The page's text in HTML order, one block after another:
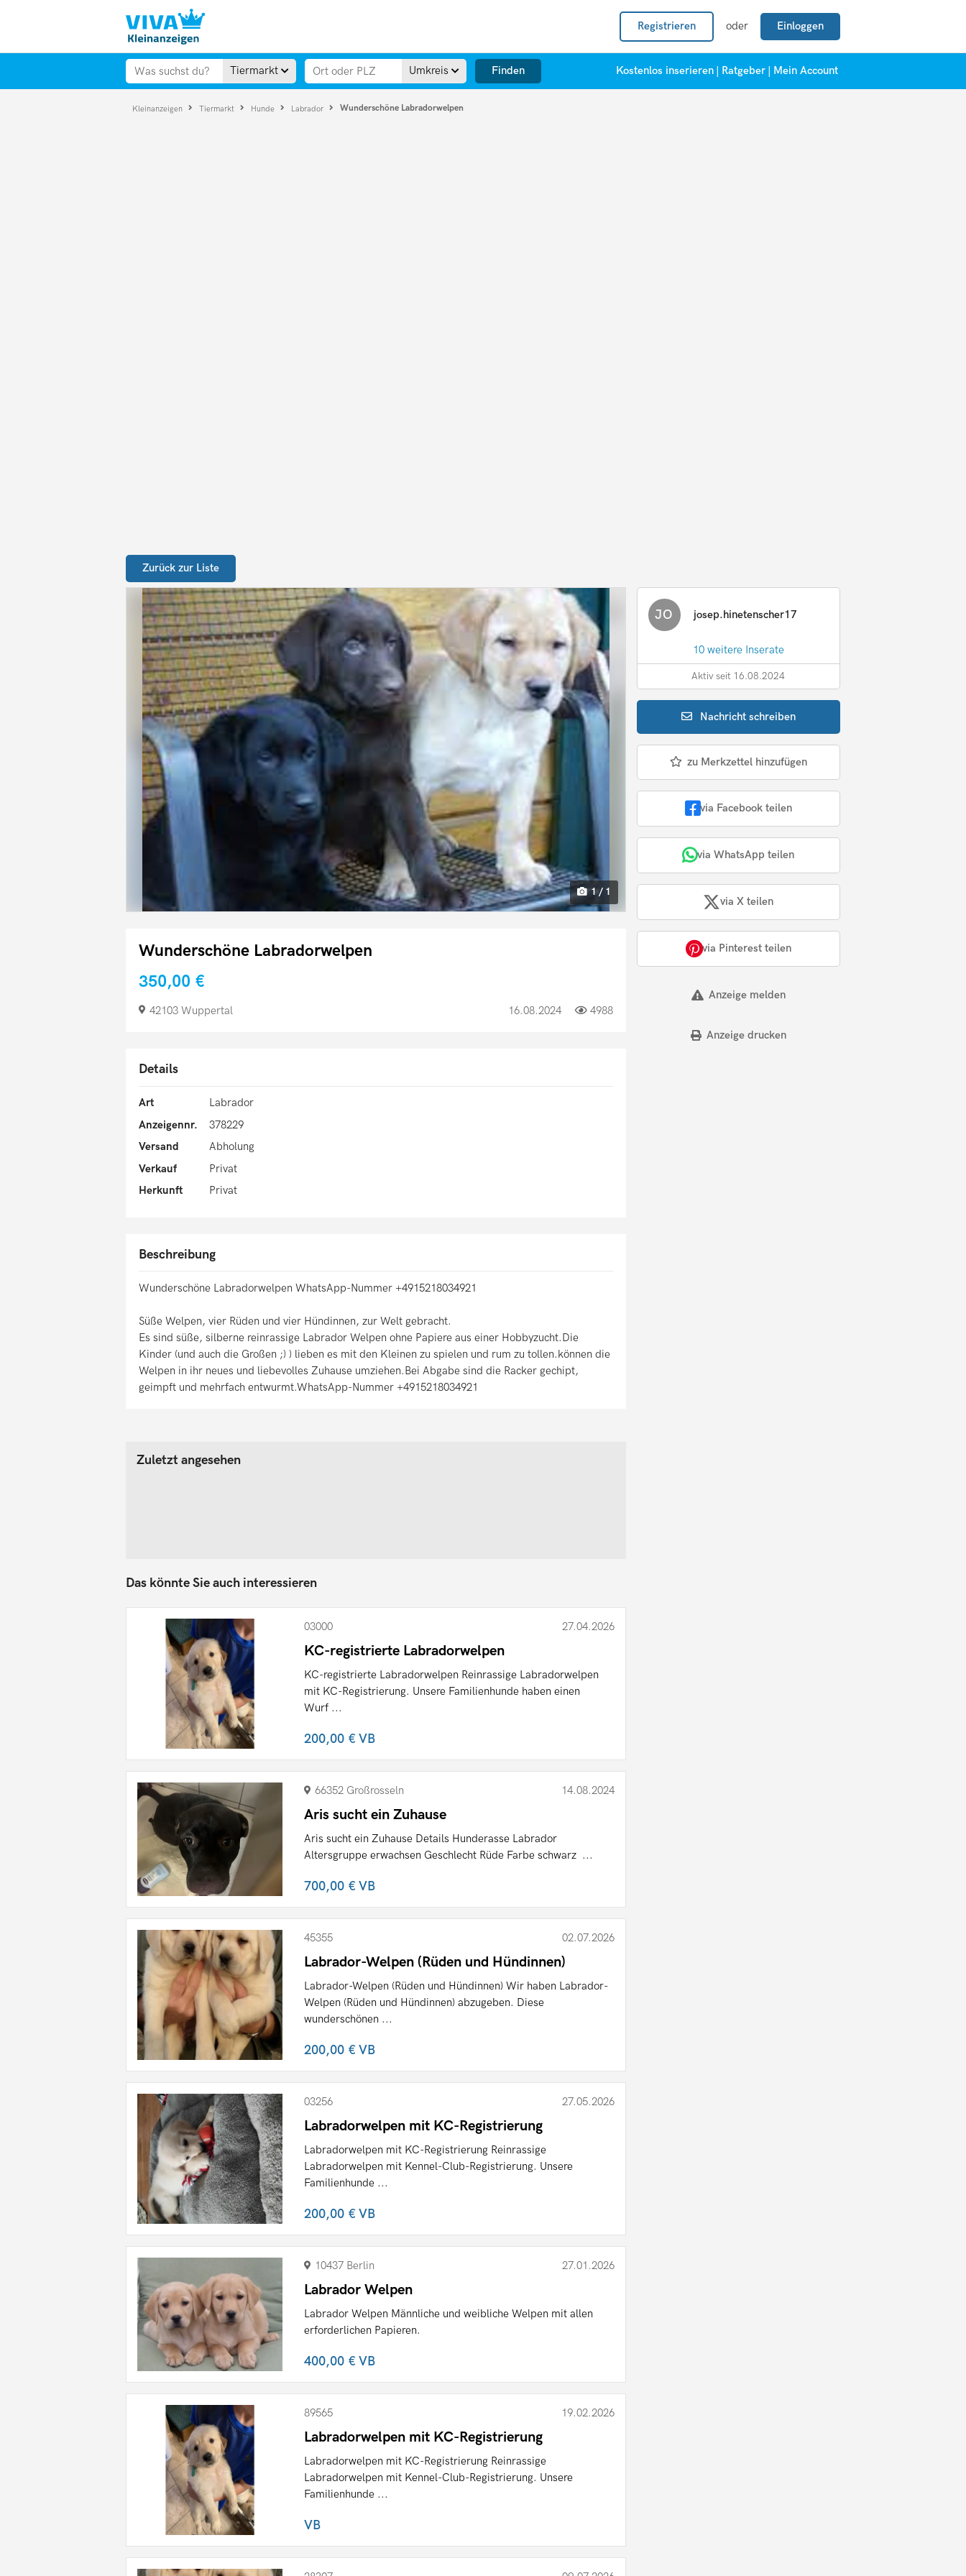
Registrieren oder Einloggen
Tiermarkt Umkreis Finden Kostenlos inserieren Ratgeber Mein Account
Kleinanzeigen Tiermarkt Hunde Labrador Wunderschöne Labradorwelpen
Zurück zur Liste
1 / 1
Wunderschöne Labradorwelpen
350,00 €
42103 Wuppertal 16.08.2024 4988
Details
Art
Labrador
Anzeigennr.
378229
Versand
Abholung
Verkauf
Privat
Herkunft
Privat
Beschreibung
Wunderschöne Labradorwelpen WhatsApp-Nummer +4915218034921
Süße Welpen, vier Rüden und vier Hündinnen, zur Welt gebracht.
Es sind süße, silberne reinrassige Labrador Welpen ohne Papiere aus einer Hobbyzucht.Die
Kinder (und auch die Großen ;) ) lieben es mit den Kleinen zu spielen und rum zu tollen.können die
Welpen in ihr neues und liebevolles Zuhause umziehen.Bei Abgabe sind die Racker gechipt,
geimpft und mehrfach entwurmt.WhatsApp-Nummer +4915218034921
JO josep.hinetenscher17
10 weitere Inserate
Aktiv seit 16.08.2024
Nachrichtschreiben
zu Merkzettel hinzufügen
via Facebook teilen
via WhatsApp teilen
via X teilen
via Pinterest teilen
Anzeige melden
Anzeige drucken
Zuletzt angesehen
Das könnte Sie auch interessieren
03000 27.04.2026
KC-registrierte Labradorwelpen
KC-registrierte Labradorwelpen Reinrassige Labradorwelpen
mit KC-Registrierung. Unsere Familienhunde haben einen
Wurf ...
200,00 €VB
66352 Großrosseln 14.08.2024
Aris sucht ein Zuhause
Aris sucht ein Zuhause Details Hunderasse Labrador
Altersgruppe erwachsen Geschlecht Rüde Farbe schwarz ...
700,00 €VB
45355 02.07.2026
Labrador-Welpen (Rüden und Hündinnen)
Labrador-Welpen (Rüden und Hündinnen) Wir haben Labrador-
Welpen (Rüden und Hündinnen) abzugeben. Diese
wunderschönen ...
200,00 €VB
03256 27.05.2026
Labradorwelpen mit KC-Registrierung
Labradorwelpen mit KC-Registrierung Reinrassige
Labradorwelpen mit Kennel-Club-Registrierung. Unsere
Familienhunde ...
200,00 €VB
10437 Berlin 27.01.2026
Labrador Welpen
Labrador Welpen Männliche und weibliche Welpen mit allen
erforderlichen Papieren.
400,00 €VB
89565 19.02.2026
Labradorwelpen mit KC-Registrierung
Labradorwelpen mit KC-Registrierung Reinrassige
Labradorwelpen mit Kennel-Club-Registrierung. Unsere
Familienhunde ...
VB